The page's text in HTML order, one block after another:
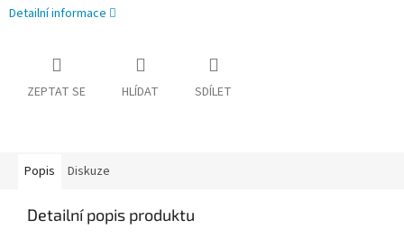
Detailní informace
ZEPTAT SE HLÍDAT SDÍLET
Popis Diskuze
Detailní popis produktu